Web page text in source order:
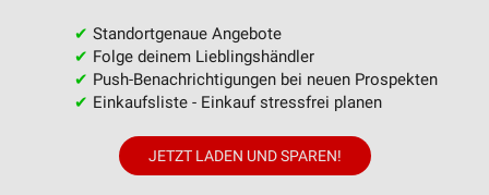
✔ Standortgenaue Angebote
✔ Folge deinem Lieblingshändler
✔ Push-Benachrichtigungen bei neuen Prospekten
✔ Einkaufsliste - Einkauf stressfrei planen
JETZT LADEN UND SPAREN!
Notwendig
Performance